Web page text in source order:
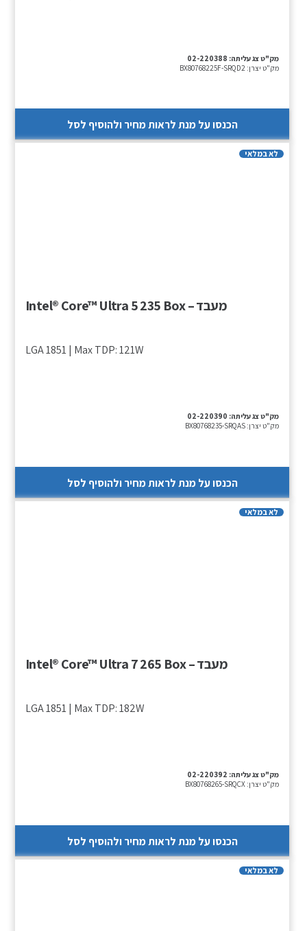
מק"ט צג עליתה: 02-220388
מק"ט יצרן: BX80768225F-SRQD2
הכנסו על מנת לראות מחיר ולהוסיף לסל
לא במלאי
מעבד – Intel® Core™ Ultra 5 235 Box
LGA 1851 | Max TDP: 121W
מק"ט צג עליתה: 02-220390
מק"ט יצרן: BX80768235-SRQAS
הכנסו על מנת לראות מחיר ולהוסיף לסל
לא במלאי
מעבד – Intel® Core™ Ultra 7 265 Box
LGA 1851 | Max TDP: 182W
מק"ט צג עליתה: 02-220392
מק"ט יצרן: BX80768265-SRQCX
הכנסו על מנת לראות מחיר ולהוסיף לסל
לא במלאי